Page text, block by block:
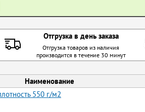
Отгрузка в день заказа
Отгрузка товаров из наличия
производится в течение 30 минут
Наименование
550 г/м2